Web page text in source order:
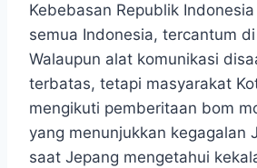
Kebebasan Republik
semua Indonesia, tercantum
Walaupun alat komunikasi
terbatas, tetapi masyarakat
mengikuti pemberitaan bom
yang menunjukkan kegagalan
saat Jepang mengetahui